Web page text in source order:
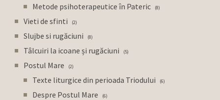
Metode psihoterapeutice în Pateric 8
Vieti de sfinti 2
Slujbe si rugăciuni 8
Tâlcuiri la icoane și rugăciuni 5
Postul Mare 2
Texte liturgice din perioada Triodului 6
Despre Postul Mare 6